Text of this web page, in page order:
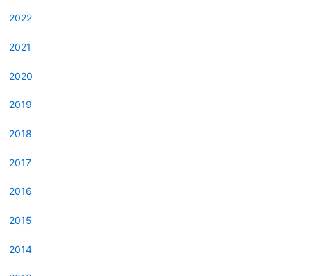
2022
2021
2020
2019
2018
2017
2016
2015
2014